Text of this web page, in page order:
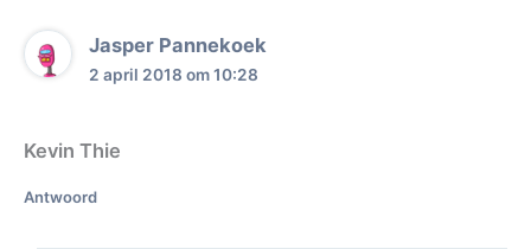
Jasper Pannekoek
2 april 2018 om 10:28
Kevin Thie
Antwoord